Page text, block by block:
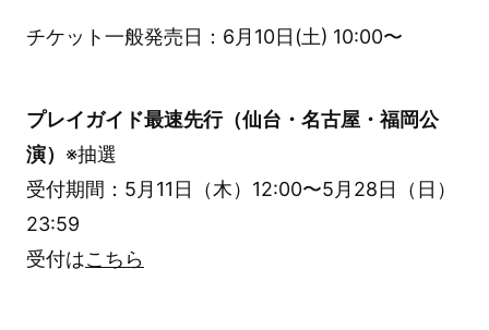
チケット一般発売日：6月10日(土) 10:00〜
プレイガイド最速先行（仙台・名古屋・福岡公
演） ※抽選
受付期間：5月11日（木）12:00〜5月28日（日）
23:59
受付はこちら